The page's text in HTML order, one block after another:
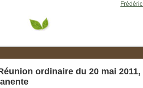
ordinaire du 20 mai